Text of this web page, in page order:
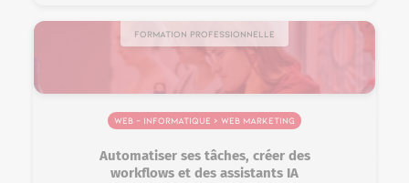
Formation professionnelle
Web – Informatique > Web marketing
Automatiser ses tâches, créer des
workflows et des assistants IA